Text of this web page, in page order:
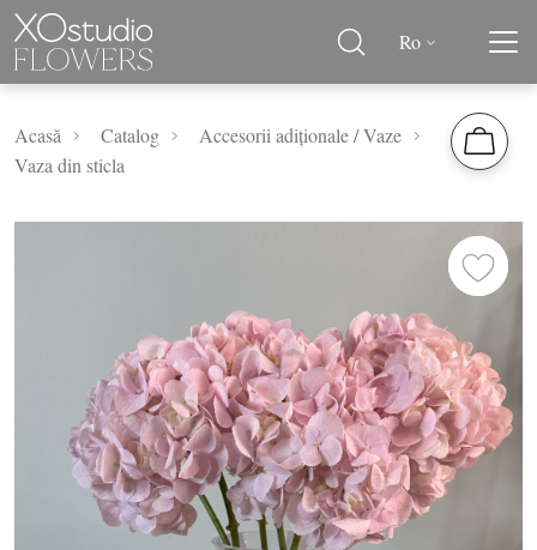
Ro
Acasă Catalog
Accesorii adiționale / Vaze
Vaza din sticla